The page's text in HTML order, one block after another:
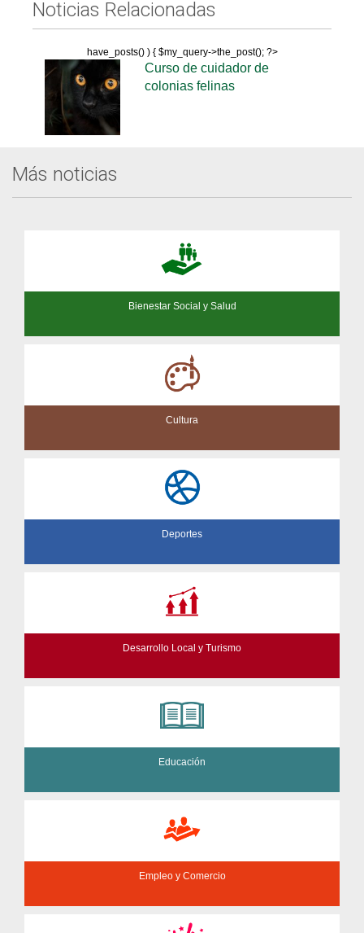
Noticias Relacionadas
have_posts() ) { $my_query->the_post(); ?>
Curso de cuidador de
colonias felinas
Más noticias
Bienestar Social y Salud
Cultura
Deportes
Desarrollo Local y Turismo
Educación
Empleo y Comercio